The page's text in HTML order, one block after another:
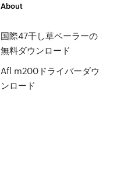
About
国際47干し草ベーラーの
無料ダウンロード
Afl m200ドライバーダウ
ンロード